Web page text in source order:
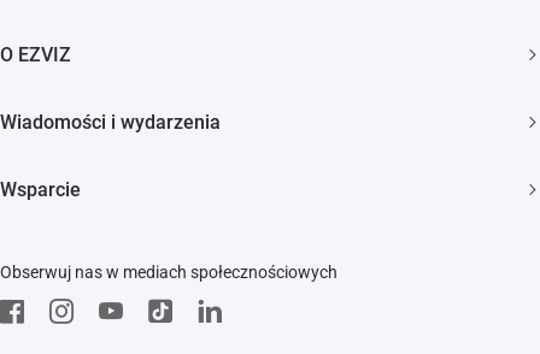
O EZVIZ
Trust Center
EZVIZ CSR
Wiadomości i wydarzenia
Wsparcie
Pobierz
Obserwuj nas w mediach społecznościowych